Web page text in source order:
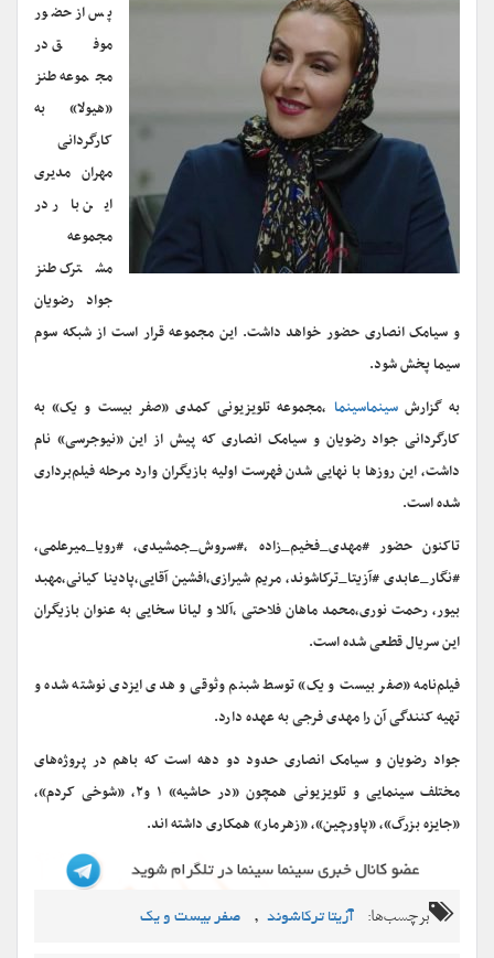
پس از حضور
موفق در
مجموعه طنز‌
«هیولا» به
کارگردانی
مهران مدیری
این بار در
مجموعه
مشترک طنز
جواد رضویان
و سیامک انصاری حضور خواهد داشت. این مجموعه قرار است از شبکه سوم
سیما پخش شود.
به گزارشسینماسینما ،مجموعه تلویزیونی کمدی «صفر بیست و یک» به
کارگردانی جواد رضویان و سیامک انصاری که پیش از این «نیوجرسی» نام
داشت، این روزها با نهایی شدن فهرست اولیه بازیگران وارد مرحله فیلم‌برداری
شده است.
تاکنون حضور #مهدی_فخیم_زاده ،#سروش_جمشیدی، #رویا_میرعلمی،
#نگار_عابدی #آزیتا_ترکاشوند، مریم شیرازی،افشین آقایی،پادینا کیانی،مهبد
بیور، رحمت نوری،محمد ماهان فلاحتی ،آللا و لیانا سخایی به عنوان بازیگران
این سریال قطعی شده است.
فیلم‌نامه «صفر بیست و یک» توسط شبنم وثوقی و هدی ایزدی نوشته شده و
تهیه کنندگی آن را مهدی فرجی به عهده دارد.
جواد رضویان و سیامک انصاری حدود دو دهه است که باهم در پروژه‌های
مختلف سینمایی و تلویزیونی همچون «در حاشیه» ۱ و۲، «شوخی کردم»،
«جایزه بزرگ»، «پاورچین»، «زهرمار» همکاری داشته اند.
برچسب‌ها: آزیتا ترکاشوند , صفر بیست و یک